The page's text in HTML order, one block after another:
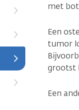
met
Een
tumor
grootst
Een